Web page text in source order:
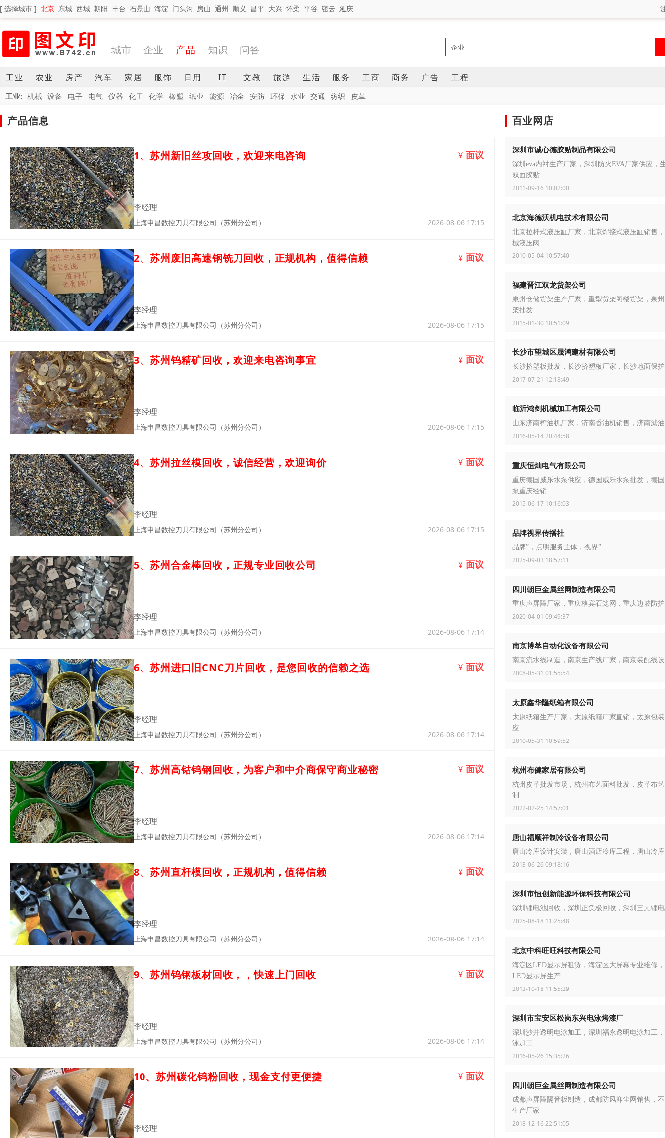
[ 选择城市 ] 北京 东城 西城 朝阳 丰台 石景山 海淀 门头沟 房山 通州 顺义 昌平 大兴 怀柔 平谷 密云 延庆
城市 企业 产品 知识 问答
工业 农业 房产 汽车 家居 服饰 日用 IT 文教 旅游 生活 服务 工商 商务 广告 工程
工业: 机械 设备 电子 电气 仪器 化工 化学 橡塑 纸业 能源 冶金 安防 环保 水业 交通 纺织 皮革
产品信息
1、苏州新旧丝攻回收，欢迎来电咨询 ¥ 面议
李经理
上海申昌数控刀具有限公司（苏州分公司） 2026-08-06 17:15
2、苏州废旧高速钢铣刀回收，正规机构，值得信赖 ¥ 面议
李经理
上海申昌数控刀具有限公司（苏州分公司） 2026-08-06 17:15
3、苏州钨精矿回收，欢迎来电咨询事宜 ¥ 面议
李经理
上海申昌数控刀具有限公司（苏州分公司） 2026-08-06 17:15
4、苏州拉丝模回收，诚信经营，欢迎询价 ¥ 面议
李经理
上海申昌数控刀具有限公司（苏州分公司） 2026-08-06 17:15
5、苏州合金棒回收，正规专业回收公司 ¥ 面议
李经理
上海申昌数控刀具有限公司（苏州分公司） 2026-08-06 17:14
6、苏州进口旧CNC刀片回收，是您回收的信赖之选 ¥ 面议
李经理
上海申昌数控刀具有限公司（苏州分公司） 2026-08-06 17:14
7、苏州高钴钨钢回收，为客户和中介商保守商业秘密 ¥ 面议
李经理
上海申昌数控刀具有限公司（苏州分公司） 2026-08-06 17:14
8、苏州直杆模回收，正规机构，值得信赖 ¥ 面议
李经理
上海申昌数控刀具有限公司（苏州分公司） 2026-08-06 17:14
9、苏州钨钢板材回收，，快速上门回收 ¥ 面议
李经理
上海申昌数控刀具有限公司（苏州分公司） 2026-08-06 17:14
10、苏州碳化钨粉回收，现金支付更便捷 ¥ 面议
李经理
百业网店
深圳市诚心德胶贴制品有限公司
深圳eva内衬生产厂家，深圳防火EVA厂家供应，
双面胶贴
2011-09-16 10:02:00
北京海德沃机电技术有限公司
北京拉杆式液压缸厂家，北京焊接式液压缸销售
械液压阀
2010-05-04 10:57:40
福建晋江双龙货架公司
泉州仓储货架生产厂家，重型货架阁楼货架，泉
架批发
2015-01-30 10:51:09
长沙市望城区晟鸿建材有限公司
长沙挤塑板批发，长沙挤塑板厂家，长沙地面保
2017-07-21 12:18:49
临沂鸿剑机械加工有限公司
山东济南榨油机厂家，济南香油机销售，济南滤
2016-05-14 20:44:58
重庆恒灿电气有限公司
重庆德国威乐水泵供应，德国威乐水泵批发，德
泵重庆经销
2015-06-17 10:16:03
品牌视界传播社
品牌”，点明服务主体，视界”
2025-09-03 18:57:11
四川朝巨金属丝网制造有限公司
重庆声屏障厂家，重庆格宾石笼网，重庆边坡防
2020-04-01 09:49:37
南京博萃自动化设备有限公司
南京流水线制造，南京生产线厂家，南京装配线
2008-05-31 01:55:54
太原鑫华隆纸箱有限公司
太原纸箱生产厂家，太原纸箱厂家直销，太原包
应
2010-05-31 10:59:52
杭州布健家居有限公司
杭州皮革批发市场，杭州布艺面料批发，皮革布
制
2022-02-25 14:57:01
唐山福顺祥制冷设备有限公司
唐山冷库设计安装，唐山酒店冷库工程，唐山冷
2013-06-26 09:18:16
深圳市恒创新能源环保科技有限公司
深圳锂电池回收，深圳正负极回收，深圳三元锂
2025-08-18 11:25:48
北京中科旺旺科技有限公司
海淀区LED显示屏租赁，海淀区大屏幕专业维修
LED显示屏生产
2013-10-18 11:55:29
深圳市宝安区松岗东兴电泳烤漆厂
深圳沙井透明电泳加工，深圳福永透明电泳加工
泳加工
2016-05-26 15:35:26
四川朝巨金属丝网制造有限公司
成都声屏障隔音板制造，成都防风抑尘网销售，
生产厂家
2018-12-16 22:51:05